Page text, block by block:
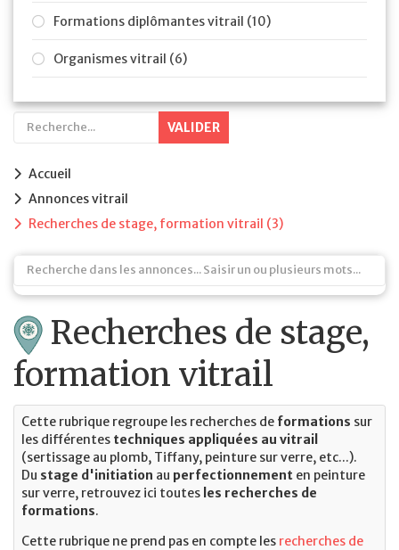
Formations diplômantes vitrail (10)
Organismes vitrail (6)
VALIDER
Accueil
Annonces vitrail
Recherches de stage, formation vitrail (3)
Recherches de stage,
formation vitrail
Cette rubrique regroupe les recherches de formations sur
les différentes techniques appliquées au vitrail
(sertissage au plomb, Tiffany, peinture sur verre, etc...).
Du stage d'initiation au perfectionnement en peinture
sur verre, retrouvez ici toutes les recherches de
formations.
Cette rubrique ne prend pas en compte les recherches de